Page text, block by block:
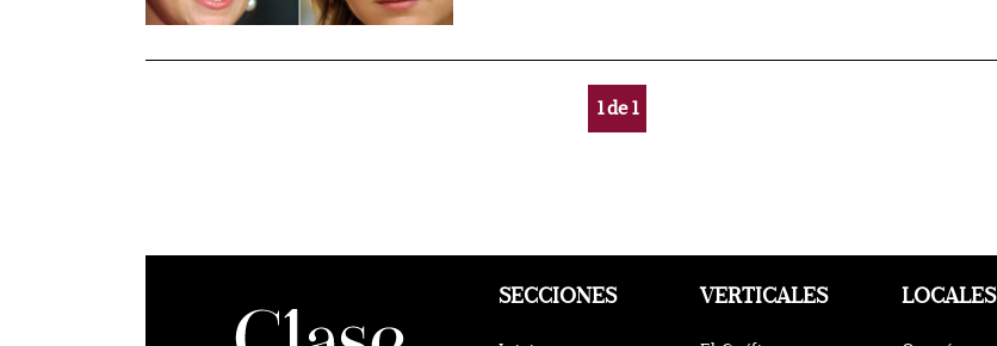
1de1
SECCIONES VERTICALES LOCALES